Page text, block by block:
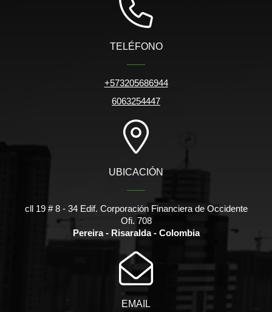
TELÉFONO
+573205686944
6063254447
UBICACIÓN
cll 19 # 8 - 34 Edif. Corporación Financiera de Occidente
Ofi. 708
Pereira - Risaralda - Colombia
EMAIL